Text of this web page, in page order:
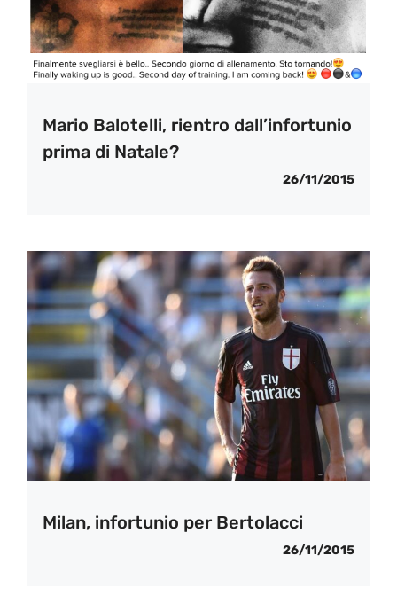
Mario Balotelli, rientro dall’infortunio
prima di Natale?
26/11/2015
Milan, infortunio per Bertolacci
26/11/2015